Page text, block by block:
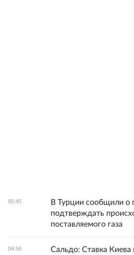
05:45
В Турции сообщили о
подтверждать
поставляемого газа
04:58
Сальдо: Ставка Киева